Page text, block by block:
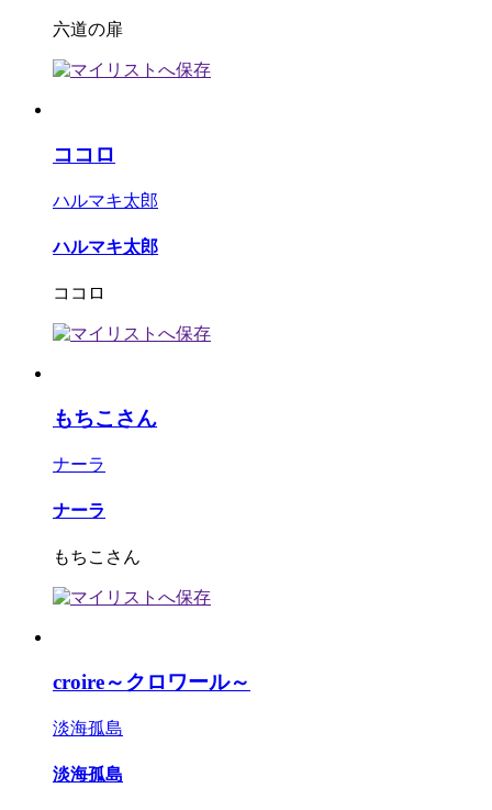
六道の扉
ココロ
ハルマキ太郎
ハルマキ太郎
ココロ
もちこさん
ナーラ
ナーラ
もちこさん
croire～クロワール～
淡海孤島
淡海孤島